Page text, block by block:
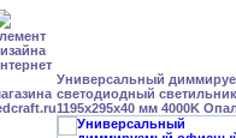
Универсальный
светодиодный
1195x295x40 мм 4000K